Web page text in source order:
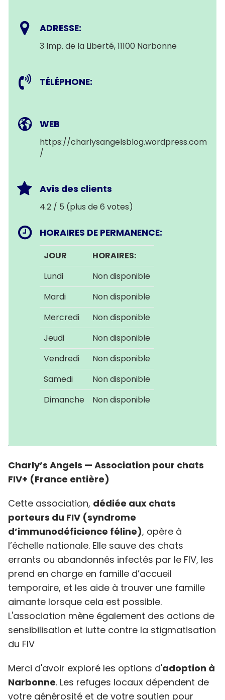
ADRESSE:
3 Imp. de la Liberté, 11100 Narbonne
TÉLÉPHONE:
WEB
https://charlysangelsblog.wordpress.com
/
Avis des clients
4.2 / 5 (plus de 6 votes)
HORAIRES DE PERMANENCE:
JOUR
HORAIRES:
Lundi
Non disponible
Mardi
Non disponible
Mercredi
Non disponible
Jeudi
Non disponible
Vendredi
Non disponible
Samedi
Non disponible
Dimanche
Non disponible
Charly’s Angels — Association pour chats
FIV+ (France entière)
Cette association, dédiée aux chats
porteurs du FIV (syndrome
d’immunodéficience féline), opère à
l’échelle nationale. Elle sauve des chats
errants ou abandonnés infectés par le FIV, les
prend en charge en famille d’accueil
temporaire, et les aide à trouver une famille
aimante lorsque cela est possible.
L'association mène également des actions de
sensibilisation et lutte contre la stigmatisation
du FIV
Merci d'avoir exploré les options d'adoption à
Narbonne. Les refuges locaux dépendent de
votre générosité et de votre soutien pour